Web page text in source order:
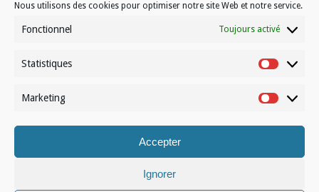
Nous utilisons des cookies pour optimiser notre site Web et notre service.
Fonctionnel Toujours activé
Statistiques
Marketing
Accepter
Ignorer
Contactez-nous
© Volleynews.be2026
Déclaration de confidentialité